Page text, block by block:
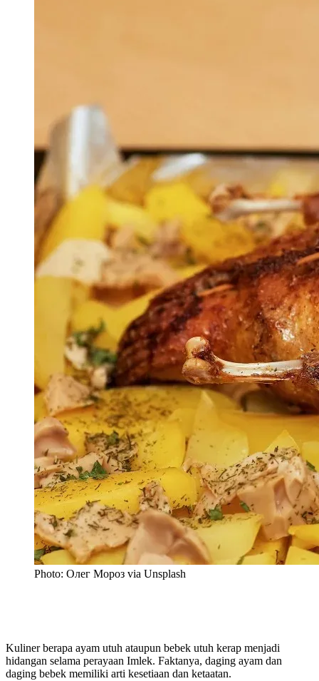
Photo: Олег Мороз via Unsplash
Kuliner berapa ayam utuh ataupun bebek utuh kerap menjadi
hidangan selama perayaan Imlek. Faktanya, daging ayam dan
daging bebek memiliki arti kesetiaan dan ketaatan.